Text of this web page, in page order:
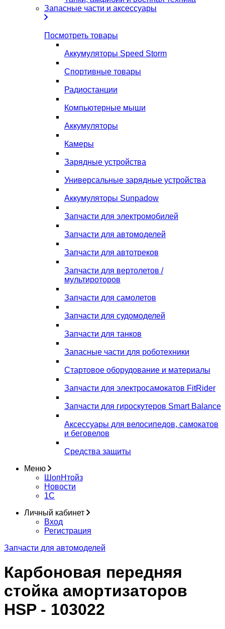
Запасные части и аксессуары
Посмотреть товары
Аккумуляторы Speed Storm
Спортивные товары
Радиостанции
Компьютерные мыши
Аккумуляторы
Камеры
Зарядные устройства
Универсальные зарядные устройства
Аккумуляторы Sunpadow
Запчасти для электромобилей
Запчасти для автомоделей
Запчасти для автотреков
Запчасти для вертолетов /
мультироторов
Запчасти для самолетов
Запчасти для судомоделей
Запчасти для танков
Запасные части для роботехники
Стартовое оборудование и материалы
Запчасти для электросамокатов FitRider
Запчасти для гироскутеров Smart Balance
Аксессуары для велосипедов, самокатов
и беговелов
Средства защиты
Меню
ШопНтойз
Новости
1C
Личный кабинет
Вход
Регистрация
Запчасти для автомоделей
Карбоновая передняя
стойка амортизаторов
HSP - 103022